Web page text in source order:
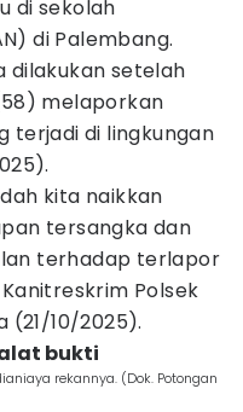
di sekolah
di Palembang.
dilakukan setelah
melaporkan
terjadi di lingkungan
kita naikkan
tersangka dan
terhadap terlapor
Polsek
(21/10/2025).
bukti
rekannya. (Dok. Potongan